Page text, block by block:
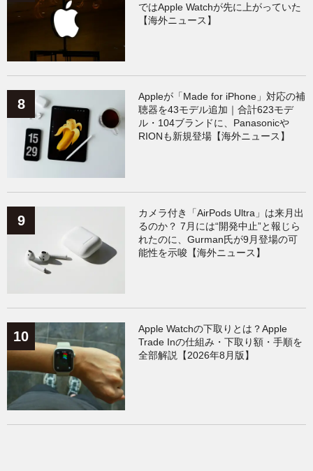
ではApple Watchが先に上がっていた
【海外ニュース】
Appleが「Made for iPhone」対応の補
聴器を43モデル追加｜合計623モデ
ル・104ブランドに、Panasonicや
RIONも新規登場【海外ニュース】
カメラ付き「AirPods Ultra」は来月出
るのか？ 7月には“開発中止”と報じら
れたのに、Gurman氏が9月登場の可
能性を示唆【海外ニュース】
Apple Watchの下取りとは？Apple
Trade Inの仕組み・下取り額・手順を
全部解説【2026年8月版】